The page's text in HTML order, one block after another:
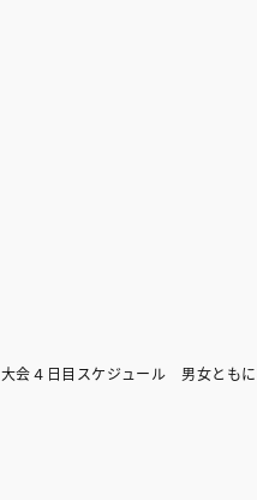
大会４日目スケジュール 男女とも